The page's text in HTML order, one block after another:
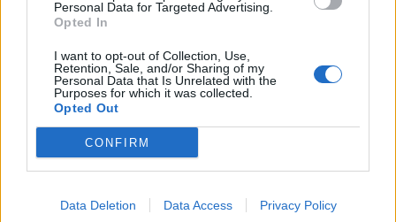
Personal Data for Targeted Advertising.
Opted In
I want to opt-out of Collection, Use,
Retention, Sale, and/or Sharing of my
Personal Data that Is Unrelated with the
Purposes for which it was collected.
Opted Out
CONFIRM
Data Deletion Data Access Privacy Policy
Afficher la carte